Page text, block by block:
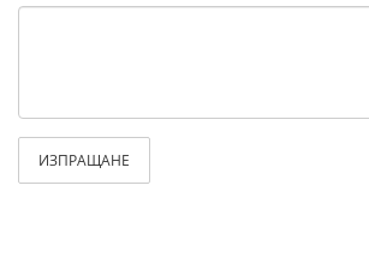
ИЗПРАЩАНЕ